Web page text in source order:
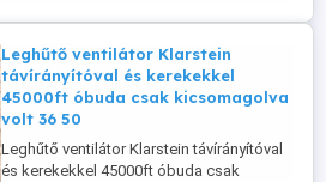
Leghűtő ventilátor Klarstein
távírányítóval és kerekekkel
45000ft óbuda csak kicsomagolva
volt 36 50
Leghűtő ventilátor Klarstein távírányítóval
és kerekekkel 45000ft óbuda csak